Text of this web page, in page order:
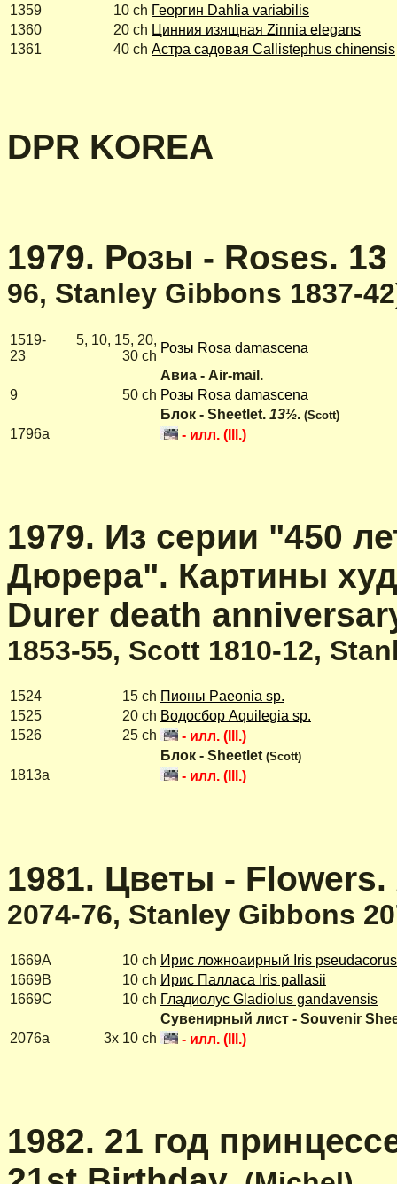
1359
10 ch Георгин Dahlia variabilis
1360
20 ch Цинния изящная Zinnia elegans
1361
40 ch Астра садовая Callistephus chinensis
DPR KOREA
1979. Розы - Roses.
96, Stanley Gibbons 1837-
1519-
23
5, 10, 15, 20,
30 ch
Розы Rosa damascena
Авиа - Air-mail.
9
50 ch Розы Rosa damascena
Блок - Sheetlet. 13½. (Scott)
1796a - илл. (Ill.)
1979. Из серии "450
Дюрера". Картины
Durer death
1853-55, Scott 1810-12,
1524 15 ch Пионы Paeonia sp.
1525
20 ch Водосбор Aquilegia sp.
1526
25 ch
- илл. (Ill.)
Блок - Sheetlet (Scott)
1813a - илл. (Ill.)
1981. Цветы - Flowers.
2074-76, Stanley Gibbons
1669A 10 ch Ирис ложноаирный Iris pseudacorus
1669B
10 ch Ирис Палласа Iris pallasii
1669C
10 ch Гладиолус Gladiolus gandavensis
Сувенирный лист - Souvenir
2076a
3x 10 ch - илл. (Ill.)
1982. 21 год